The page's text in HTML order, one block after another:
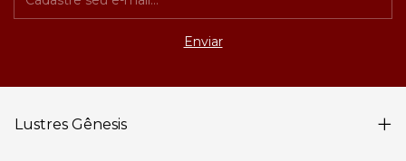
Lustres Gênesis